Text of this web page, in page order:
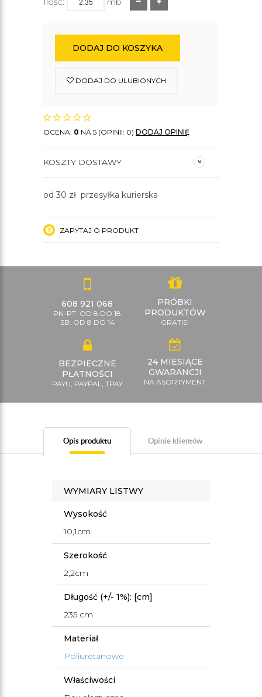
DODAJ DO KOSZYKA
DODAJ DO ULUBIONYCH
OCENA: 0 NA 5 (OPINII: 0) DODAJ OPINIĘ
KOSZTY DOSTAWY
od 30 zł przesyłka kurierska
ZAPYTAJ O PRODUKT
608 921 068
PN-PT: OD 8 DO 18
SB: OD 8 DO 14
PRÓBKI
PRODUKTÓW
GRATIS!
BEZPIECZNE
PŁATNOŚCI
PAYU, PAYPAL, TPAY
24 MIESIĄCE
GWARANCJI
NA ASORTYMENT
Opis produktu Opinie klientów
WYMIARY LISTWY
Wysokość
10,1cm
Szerokość
2,2cm
Długość (+/- 1%): [cm]
235 cm
Materiał
Poliuretanowe
Właściwości